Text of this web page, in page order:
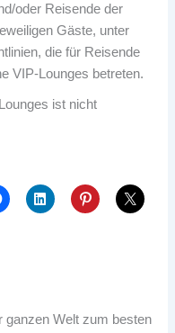
oder Reisende der
Gäste, unter
die für Reisende
VIP-Lounges betreten.
ist nicht
ganzen Welt zum besten